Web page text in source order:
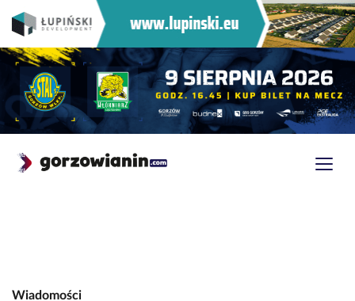
Wiadomości